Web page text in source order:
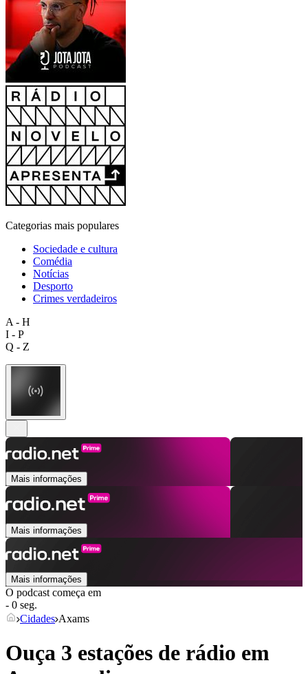
Categorias mais populares
Sociedade e cultura
Comédia
Notícias
Desporto
Crimes verdadeiros
A - H
I - P
Q - Z
Mais informações
Mais informações
Mais informações
O podcast começa em
- 0 seg.
Cidades Axams
Ouça 3 estações de rádio em